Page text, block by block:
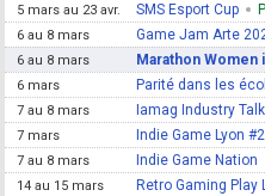
5 mars au 23 avr. SMS Esport Cup
6 au 8 mars Game Jam Arte
6 au 8 mars Marathon Women
6 mars Parité dans les
7 au 8 mars Iamag Industry
7 mars Indie Game Lyon #2
7 au 8 mars Indie Game Nation
14 au 15 mars Retro Gaming Play